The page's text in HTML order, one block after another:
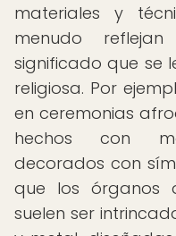
materiales y
menudo
significado que se
religiosa. Por
en ceremonias
hechos con
decorados con
que los órganos
suelen ser